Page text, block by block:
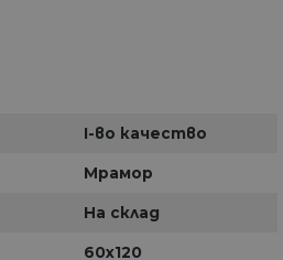
I-во качество
Мрамор
На склад
60х120